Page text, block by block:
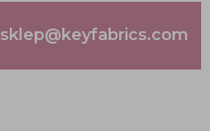
sklep@keyfabrics.com